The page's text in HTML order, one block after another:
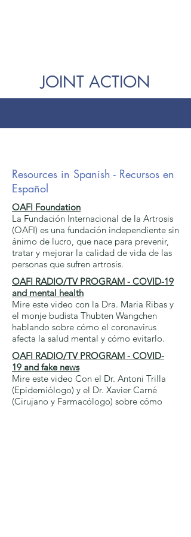
JOINT ACTION
Resources in Spanish - Recursos en
Español
OAFI Foundation
La Fundación Internacional de la Artrosis
(OAFI) es una fundación independiente sin
ánimo de lucro, que nace para prevenir,
tratar y mejorar la calidad de vida de las
personas que sufren artrosis.
OAFI RADIO/TV PROGRAM - COVID-19
and mental health
Mire este video con la Dra. Maria Ribas y
el monje budista Thubten Wangchen
hablando sobre cómo el coronavirus
afecta la salud mental y cómo evitarlo.
OAFI RADIO/TV PROGRAM - COVID-
19 and fake news
Mire este video Con el Dr. Antoni Trilla
(Epidemiólogo) y el Dr. Xavier Carné
(Cirujano y Farmacólogo) sobre cómo